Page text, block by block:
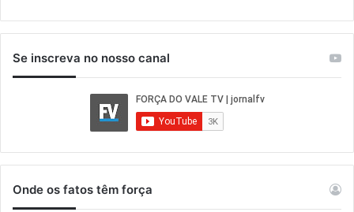
Se inscreva no nosso canal
Onde os fatos têm força